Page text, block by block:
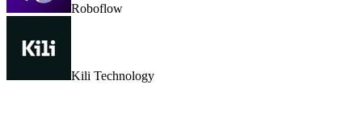
Roboflow
Kili Technology